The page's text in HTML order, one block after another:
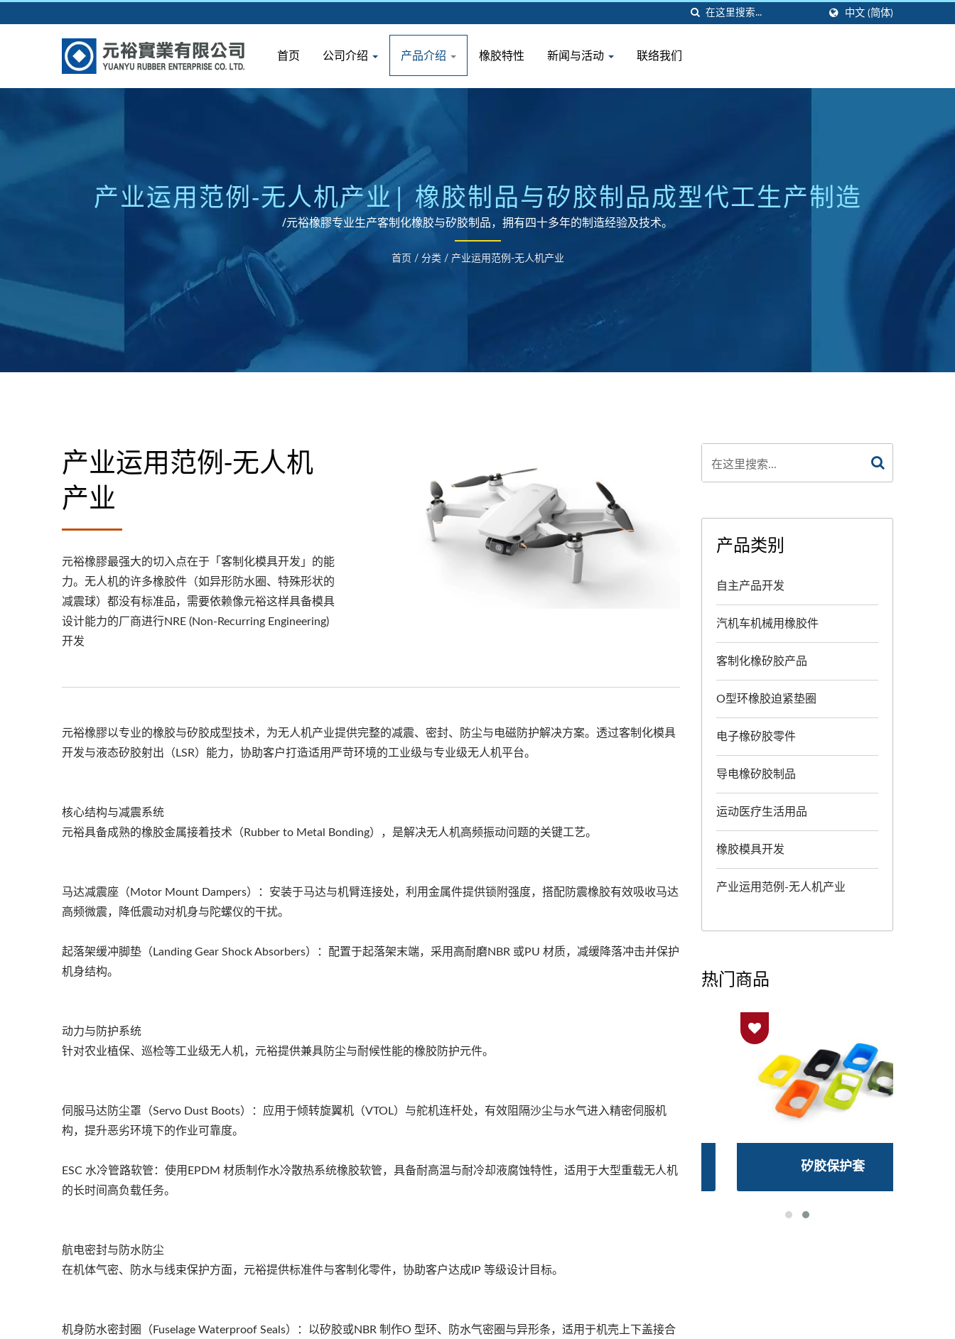
中文 (简体)
首页 公司介绍 产品介绍 橡胶特性 新闻与活动 联络我们
产业运用范例-无人机产业| 橡胶制品与矽胶制品成型代工生产制造
/元裕橡膠专业生产客制化橡胶与矽胶制品，拥有四十多年的制造经验及技术。
首页 / 分类 / 产业运用范例-无人机产业
产业运用范例-无人机
产业
元裕橡膠最强大的切入点在于「客制化模具开发」的能
力。无人机的许多橡胶件（如异形防水圈、特殊形状的
减震球）都没有标准品，需要依赖像元裕这样具备模具
设计能力的厂商进行NRE (Non-Recurring Engineering)
开发
元裕橡膠以专业的橡胶与矽胶成型技术，为无人机产业提供完整的减震、密封、防尘与电磁防护解决方案。透过客制化模具
开发与液态矽胶射出（LSR）能力，协助客户打造适用严苛环境的工业级与专业级无人机平台。
核心结构与减震系统
元裕具备成熟的橡胶金属接着技术（Rubber to Metal Bonding），是解决无人机高频振动问题的关键工艺。
马达减震座（Motor Mount Dampers）：安装于马达与机臂连接处，利用金属件提供锁附强度，搭配防震橡胶有效吸收马达
高频微震，降低震动对机身与陀螺仪的干扰。
起落架缓冲脚垫（Landing Gear Shock Absorbers）：配置于起落架末端，采用高耐磨NBR 或PU 材质，减缓降落冲击并保护
机身结构。
动力与防护系统
针对农业植保、巡检等工业级无人机，元裕提供兼具防尘与耐候性能的橡胶防护元件。
伺服马达防尘罩（Servo Dust Boots）：应用于倾转旋翼机（VTOL）与舵机连杆处，有效阻隔沙尘与水气进入精密伺服机
构，提升恶劣环境下的作业可靠度。
ESC 水冷管路软管：使用EPDM 材质制作水冷散热系统橡胶软管，具备耐高温与耐冷却液腐蚀特性，适用于大型重载无人机
的长时间高负载任务。
航电密封与防水防尘
在机体气密、防水与线束保护方面，元裕提供标准件与客制化零件，协助客户达成IP 等级设计目标。
机身防水密封圈（Fuselage Waterproof Seals）：以矽胶或NBR 制作O 型环、防水气密圈与异形条，适用于机壳上下盖接合
产品类别
自主产品开发
汽机车机械用橡胶件
客制化橡矽胶产品
O型环橡胶迫紧垫圈
电子橡矽胶零件
导电橡矽胶制品
运动医疗生活用品
橡胶模具开发
产业运用范例-无人机产业
热门商品
智慧手表表带、手环 矽胶保护套 智慧手表表带、手环 矽胶保护套